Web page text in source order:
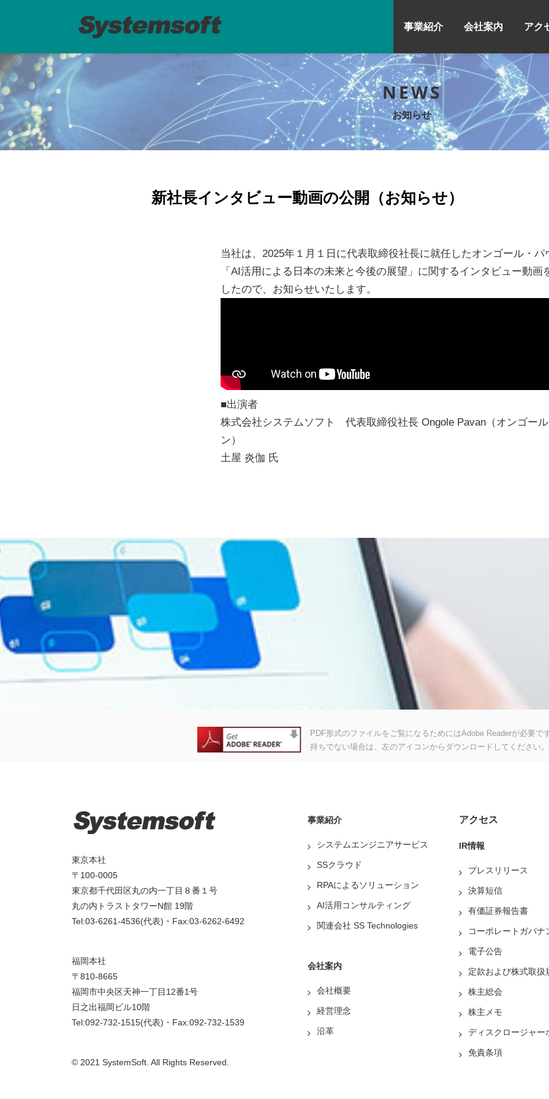
事業紹介 会社案内 アク
NEWS
お知らせ
新社長インタビュー動画の公開（お知らせ）
当社は、2025年１月１日に代表取締役社長に就任したオンゴール・パ
「AI活用による日本の未来と今後の展望」に関するインタビュー動画
したので、お知らせいたします。
■出演者
株式会社システムソフト 代表取締役社長 Ongole Pavan（オンゴー
ン）
土屋 炎伽 氏
PDF形式のファイルをご覧になるためにはAdobe Readerが必要で
持ちでない場合は、左のアイコンからダウンロードしてください。
東京本社
〒100-0005
東京都千代田区丸の内一丁目８番１号
丸の内トラストタワーN館 19階
Tel:03-6261-4536(代表)・Fax:03-6262-6492
福岡本社
〒810-8665
福岡市中央区天神一丁目12番1号
日之出福岡ビル10階
Tel:092-732-1515(代表)・Fax:092-732-1539
© 2021 SystemSoft. All Rights Reserved.
事業紹介
システムエンジニアサービス
SSクラウド
RPAによるソリューション
AI活用コンサルティング
関連会社 SS Technologies
会社案内
会社概要
経営理念
沿革
アクセス
IR情報
プレスリリース
決算短信
有価証券報告書
コーポレートガバナ
電子公告
定款および株式取扱
株主総会
株主メモ
ディスクロージャー
免責条項